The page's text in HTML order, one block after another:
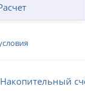
Накопительный